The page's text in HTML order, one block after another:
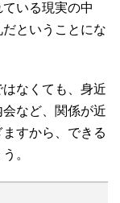
いる現実の中
ということにな
なくても、身近
など、関係が近
すから、できる
。